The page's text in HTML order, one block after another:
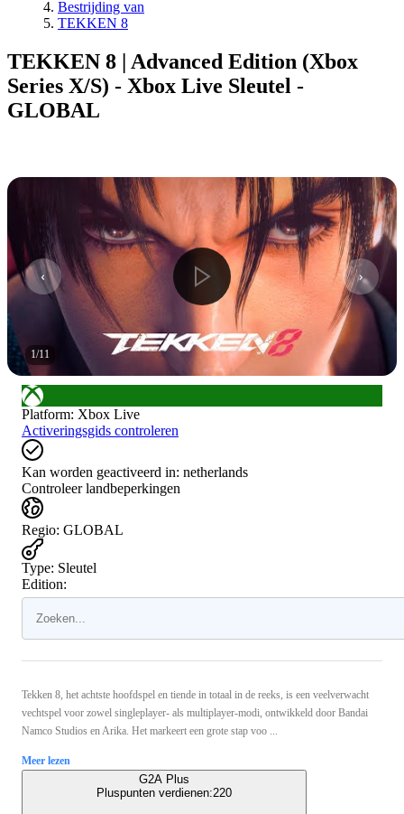
Bestrijding van
TEKKEN 8
TEKKEN 8 | Advanced Edition (Xbox
Series X/S) - Xbox Live Sleutel -
GLOBAL
1/11
Platform: Xbox Live
Activeringsgids controleren
Kan worden geactiveerd in: netherlands
Controleer landbeperkingen
Regio: GLOBAL
Type: Sleutel
Edition:
Tekken 8, het achtste hoofdspel en tiende in totaal in de reeks, is een veelverwacht
vechtspel voor zowel singleplayer- als multiplayer-modi, ontwikkeld door Bandai
Namco Studios en Arika. Het markeert een grote stap voo ...
Meer lezen
G2A Plus
Pluspunten verdienen:220